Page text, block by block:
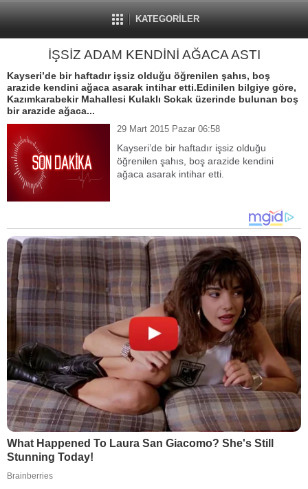
KATEGORİLER
İŞSİZ ADAM KENDİNİ AĞACA ASTI
Kayseri’de bir haftadır işsiz olduğu öğrenilen şahıs, boş
arazide kendini ağaca asarak intihar etti.Edinilen bilgiye göre,
Kazımkarabekir Mahallesi Kulaklı Sokak üzerinde bulunan boş
bir arazide ağaca...
29 Mart 2015 Pazar 06:58
Kayseri’de bir haftadır işsiz olduğu
öğrenilen şahıs, boş arazide kendini
ağaca asarak intihar etti.